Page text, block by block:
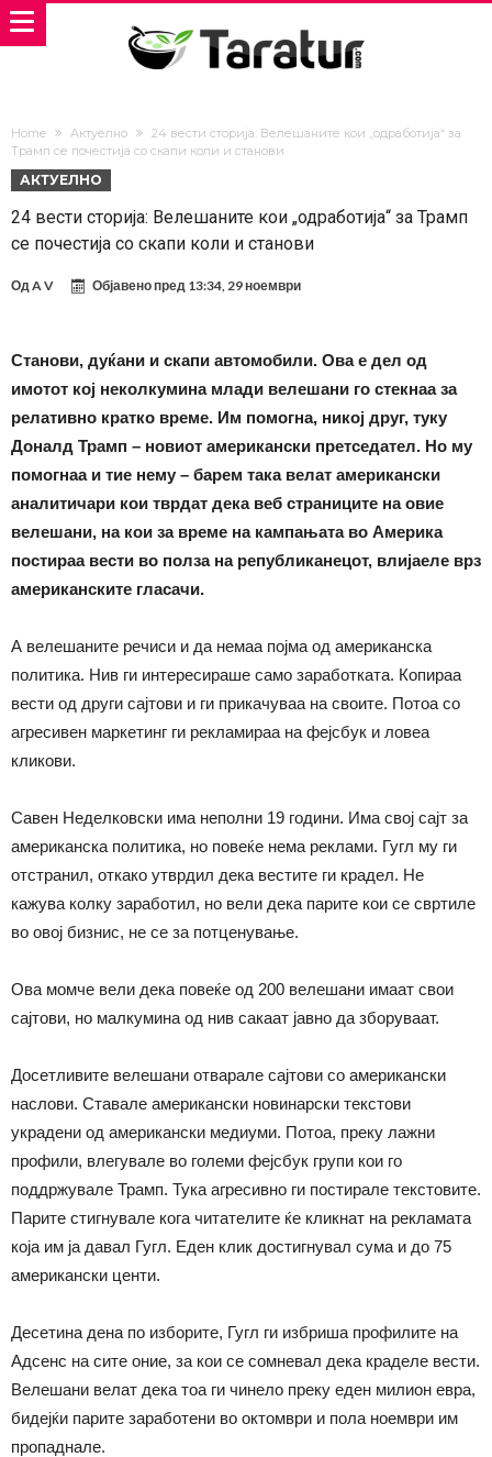
Home Актуелно
24 вести сторија: Велешаните кои „одработија“ за
Трамп се почестија со скапи коли и станови
АКТУЕЛНО
24 вести сторија: Велешаните кои „одработија“ за Трамп
се почестија со скапи коли и станови
ОдA V Објавено пред 13:34, 29 ноември
Станови, дуќани и скапи автомобили. Ова е дел од
имотот кој неколкумина млади велешани го стекнаа за
релативно кратко време. Им помогна, никој друг, туку
Доналд Трамп – новиот американски претседател. Но му
помогнаа и тие нему – барем така велат американски
аналитичари кои тврдат дека веб страниците на овие
велешани, на кои за време на кампањата во Америка
постираа вести во полза на републиканецот, влијаеле врз
американските гласачи.
А велешаните речиси и да немаа појма од американска
политика. Нив ги интересираше само заработката. Копираа
вести од други сајтови и ги прикачуваа на своите. Потоа со
агресивен маркетинг ги рекламираа на фејсбук и ловеа
кликови.
Савен Неделковски има неполни 19 години. Има свој сајт за
американска политика, но повеќе нема реклами. Гугл му ги
отстранил, откако утврдил дека вестите ги крадел. Не
кажува колку заработил, но вели дека парите кои се свртиле
во овој бизнис, не се за потценување.
Ова момче вели дека повеќе од 200 велешани имаат свои
сајтови, но малкумина од нив сакаат јавно да зборуваат.
Досетливите велешани отварале сајтови со американски
наслови. Ставале американски новинарски текстови
украдени од американски медиуми. Потоа, преку лажни
профили, влегувале во големи фејсбук групи кои го
поддржувале Трамп. Тука агресивно ги постирале текстовите.
Парите стигнувале кога читателите ќе кликнат на рекламата
која им ја давал Гугл. Еден клик достигнувал сума и до 75
американски центи.
Десетина дена по изборите, Гугл ги избриша профилите на
Адсенс на сите оние, за кои се сомневал дека краделе вести.
Велешани велат дека тоа ги чинело преку еден милион евра,
бидејќи парите заработени во октомври и пола ноември им
пропаднале.